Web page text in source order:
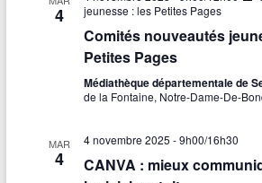
4
jeunesse : les Petites Pages
Comités nouveautés
Petites Pages
Médiathèque départementale de
de la Fontaine, Notre-Dame-De-
MAR
4
4 novembre 2025 - 9h00/16h30
CANVA : mieux